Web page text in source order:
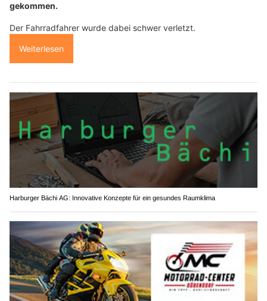
gekommen.
Der Fahrradfahrer wurde dabei schwer verletzt.
Weiterlesen
Harburger Bächi AG: Innovative Konzepte für ein gesundes Raumklima